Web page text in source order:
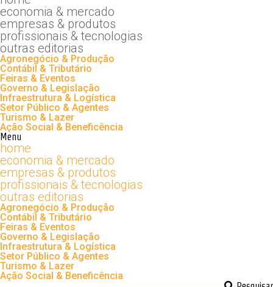
economia & mercado
empresas & produtos
profissionais & tecnologias
outras editorias
Agronegócio & Produção
Contábil & Tributário
Feiras & Eventos
Governo & Legislação
Infraestrutura & Logística
Setor Público & Agentes
Turismo & Lazer
Ação Social & Beneficência
Menu
home
economia & mercado
empresas & produtos
profissionais & tecnologias
outras editorias
Agronegócio & Produção
Contábil & Tributário
Feiras & Eventos
Governo & Legislação
Infraestrutura & Logística
Setor Público & Agentes
Turismo & Lazer
Ação Social & Beneficência